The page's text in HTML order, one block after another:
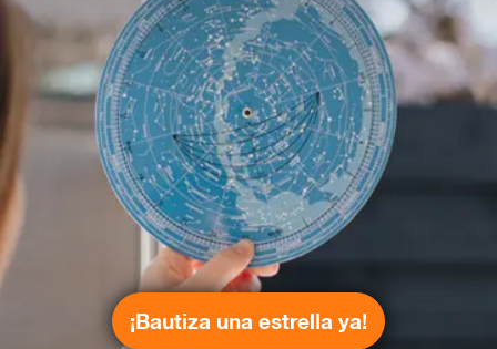
¡Bautiza una estrella ya!